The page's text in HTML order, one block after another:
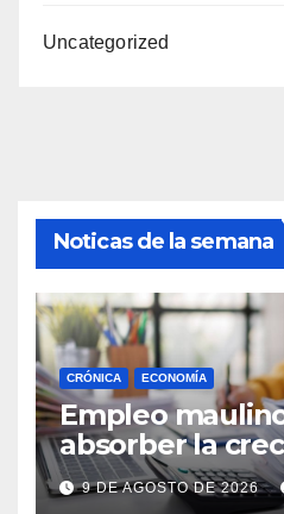
Uncategorized
Noticas de la semana
CRÓNICA ECONOMÍA
Empleo
absorber la
demanda por
9 DE AGOSTO DE 2026